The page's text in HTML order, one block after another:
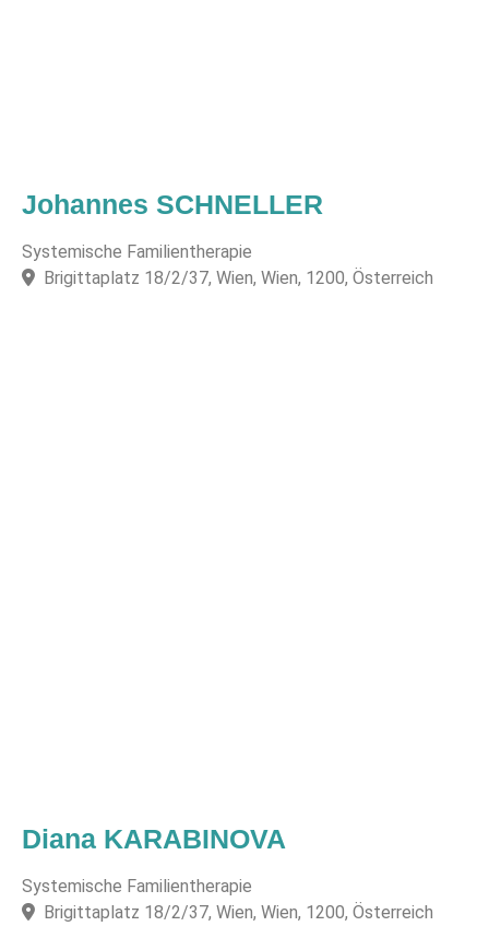
Johannes SCHNELLER
Systemische Familientherapie
Brigittaplatz 18/2/37, Wien, Wien, 1200, Österreich
Diana KARABINOVA
Systemische Familientherapie
Brigittaplatz 18/2/37, Wien, Wien, 1200, Österreich